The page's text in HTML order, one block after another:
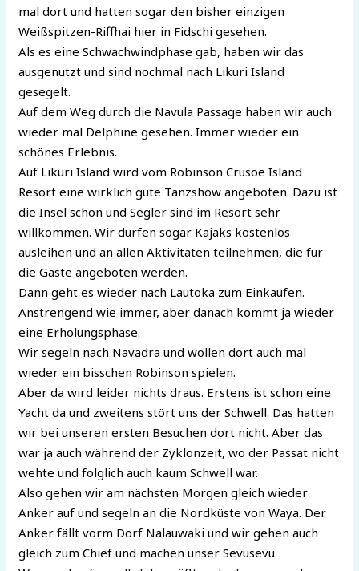
mal dort und hatten sogar den bisher einzigen
Weißspitzen-Riffhai hier in Fidschi gesehen.
Als es eine Schwachwindphase gab, haben wir das
ausgenutzt und sind nochmal nach Likuri Island
gesegelt.
Auf dem Weg durch die Navula Passage haben wir auch
wieder mal Delphine gesehen. Immer wieder ein
schönes Erlebnis.
Auf Likuri Island wird vom Robinson Crusoe Island
Resort eine wirklich gute Tanzshow angeboten. Dazu ist
die Insel schön und Segler sind im Resort sehr
willkommen. Wir dürfen sogar Kajaks kostenlos
ausleihen und an allen Aktivitäten teilnehmen, die für
die Gäste angeboten werden.
Dann geht es wieder nach Lautoka zum Einkaufen.
Anstrengend wie immer, aber danach kommt ja wieder
eine Erholungsphase.
Wir segeln nach Navadra und wollen dort auch mal
wieder ein bisschen Robinson spielen.
Aber da wird leider nichts draus. Erstens ist schon eine
Yacht da und zweitens stört uns der Schwell. Das hatten
wir bei unseren ersten Besuchen dort nicht. Aber das
war ja auch während der Zyklonzeit, wo der Passat nicht
wehte und folglich auch kaum Schwell war.
Also gehen wir am nächsten Morgen gleich wieder
Anker auf und segeln an die Nordküste von Waya. Der
Anker fällt vorm Dorf Nalauwaki und wir gehen auch
gleich zum Chief und machen unser Sevusevu.